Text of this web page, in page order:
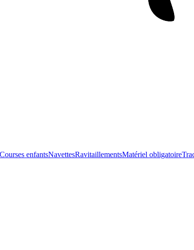
Courses enfantsNavettesRavitaillementsMatériel obligatoire